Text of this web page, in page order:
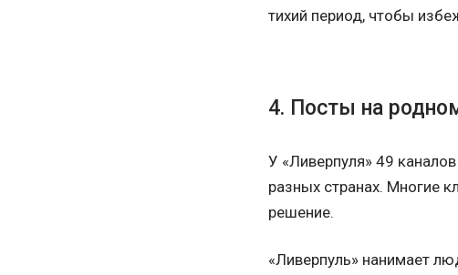
тихий период, чтобы
4. Посты на
У «Ливерпуля» 49
разных странах. Многие
решение.
«Ливерпуль» нанимает